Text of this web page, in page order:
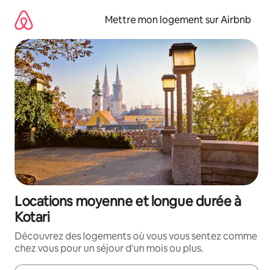
directement
contenu
Mettre mon logement sur Airbnb
Locations moyenne et longue durée à
Kotari
Découvrez des logements où vous vous sentez comme
chez vous pour un séjour d'un mois ou plus.